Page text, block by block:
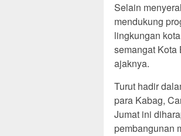
Selain
mendukung
lingkungan
semangat Kota
ajaknya.
Turut hadir
para Kabag,
Jumat ini
pembangunan